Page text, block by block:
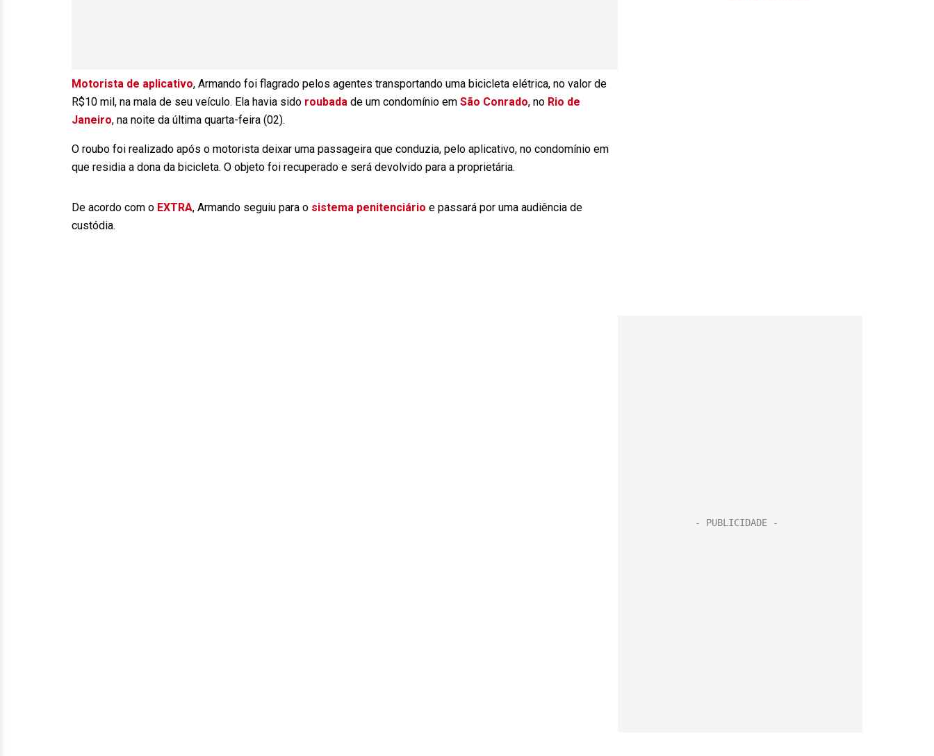
Motorista de aplicativo, Armando foi flagrado pelos agentes transportando uma bicicleta elétrica, no valor de
R$10 mil, na mala de seu veículo. Ela havia sido roubada de um condomínio em São Conrado, no Rio de
Janeiro, na noite da última quarta-feira (02).
O roubo foi realizado após o motorista deixar uma passageira que conduzia, pelo aplicativo, no condomínio em
que residia a dona da bicicleta. O objeto foi recuperado e será devolvido para a proprietária.
De acordo com o EXTRA, Armando seguiu para o sistema penitenciário e passará por uma audiência de
custódia.